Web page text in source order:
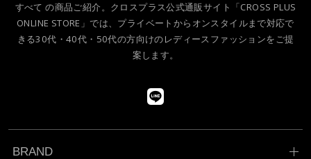
すべて の商品ご紹介。クロスプラス公式通販サイト「CROSS PLUS
ONLINE STORE」では、プライベートからオンスタイルまで対応で
きる30代・40代・50代の方向けのレディースファッションをご提
案します。
BRAND